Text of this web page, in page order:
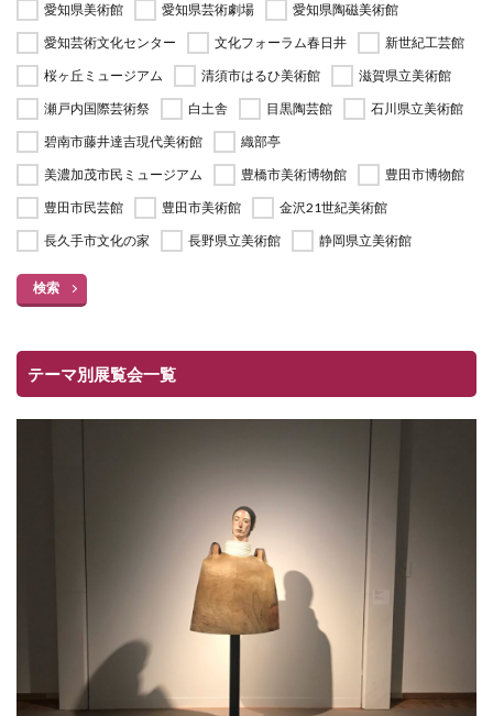
愛知県美術館
愛知県芸術劇場
愛知県陶磁美術館
愛知芸術文化センター
文化フォーラム春日井
新世紀工芸館
桜ヶ丘ミュージアム
清須市はるひ美術館
滋賀県立美術館
瀬戸内国際芸術祭
白土舎 目黒陶芸館
石川県立美術館
碧南市藤井達吉現代美術館
織部亭
美濃加茂市民ミュージアム
豊橋市美術博物館
豊田市博物館
豊田市民芸館
豊田市美術館
金沢21世紀美術館
長久手市文化の家
長野県立美術館 静岡県立美術館
検索
テーマ別展覧会一覧